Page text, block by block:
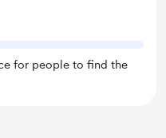
for people to find the